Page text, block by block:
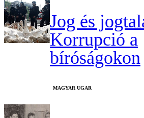
Jog és
Korrupció a
bíróságokon
MAGYAR UGAR